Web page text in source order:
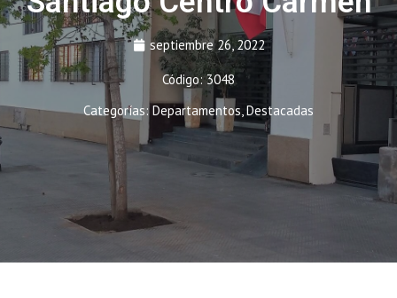
septiembre 26, 2022
Código: 3048
Categorías: Departamentos,Destacadas